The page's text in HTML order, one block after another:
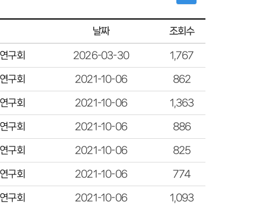
날짜 조회수
구회 2026-03-30 1,767
구회 2021-10-06 862
구회 2021-10-06 1,363
구회 2021-10-06 886
구회 2021-10-06 825
구회 2021-10-06 774
구회 2021-10-06 1,093